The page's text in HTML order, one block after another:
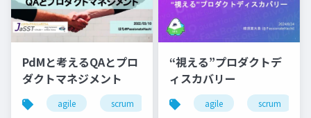
PdMと考えるQAとプロ
ダクトマネジメント
agile scrum qa jasst tokyo
“視える”プロダクトデ
ィスカバリー
agile scrum